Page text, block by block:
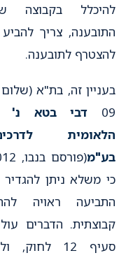
להיכלל בקבוצה
התובענה, צריך
להצטרף לתובענה.
09
דבי בטא נ'
הלאומית
בע"מ
כי משלא ניתן
התביעה ראויה
קבוצתית. הדברים
סעיף 12